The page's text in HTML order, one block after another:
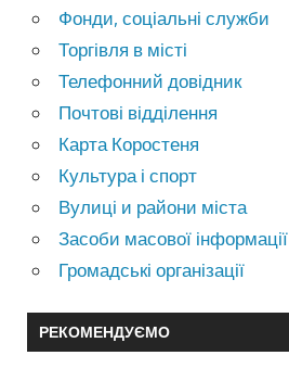
Фонди, соціальні служби
Торгівля в місті
Телефонний довідник
Почтові відділення
Карта Коростеня
Культура і спорт
Вулиці и райони міста
Засоби масової інформації
Громадські організації
РЕКОМЕНДУЄМО